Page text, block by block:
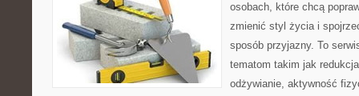
osobach, które chcą
zmienić styl życia i
sposób przyjazny. To
tematom takim jak
odżywianie, aktywność